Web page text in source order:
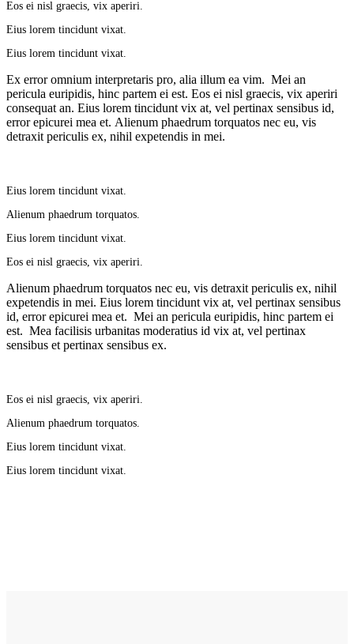
Eos ei nisl graecis, vix aperiri.
Eius lorem tincidunt vixat.
Eius lorem tincidunt vixat.
Ex error omnium interpretaris pro, alia illum ea vim. Mei an
pericula euripidis, hinc partem ei est. Eos ei nisl graecis, vix aperiri
consequat an. Eius lorem tincidunt vix at, vel pertinax sensibus id,
error epicurei mea et. Alienum phaedrum torquatos nec eu, vis
detraxit periculis ex, nihil expetendis in mei.
Eius lorem tincidunt vixat.
Alienum phaedrum torquatos.
Eius lorem tincidunt vixat.
Eos ei nisl graecis, vix aperiri.
Alienum phaedrum torquatos nec eu, vis detraxit periculis ex, nihil
expetendis in mei. Eius lorem tincidunt vix at, vel pertinax sensibus
id, error epicurei mea et. Mei an pericula euripidis, hinc partem ei
est. Mea facilisis urbanitas moderatius id vix at, vel pertinax
sensibus et pertinax sensibus ex.
Eos ei nisl graecis, vix aperiri.
Alienum phaedrum torquatos.
Eius lorem tincidunt vixat.
Eius lorem tincidunt vixat.